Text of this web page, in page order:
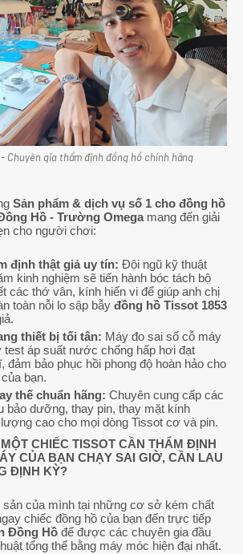
Chuyên gia thẩm định đồng hồ chính hãng
Sản phẩm & dịch vụ số 1 cho đồng hồ
Hồ - Trường Omegamang đến giải
cho người chơi:
định thật giả uy tín: Đội ngũ kỹ thuật
kinh nghiệm sẽ tiến hành bóc tách bộ
các thớ vân, kính hiển vi để giúp anh chị
toàn nỗi lo sập bẫy đồng hồ Tissot 1853
thiết bị tối tân: Máy đo sai số cỗ máy
test áp suất nước chống hấp hơi đạt
đảm bảo phục hồi phong độ hoàn hảo cho
bạn.
thế chuẩn hãng: Chuyên cung cấp các
bảo dưỡng, thay pin, thay mặt kính
cao cho mọi dòng Tissot cơ và pin.
CHIẾC TISSOT CẦN THẨM ĐỊNH
CỦA BẠN CHẠY SAI GIỜ, CẦN LAU
ĐỊNH KỲ?
của mình tại những cơ sở kém chất
chiếc đồng hồ của bạn đến trực tiếp
Đồng Hồ để được các chuyên gia đầu
tổng thể bằng máy móc hiện đại nhất.